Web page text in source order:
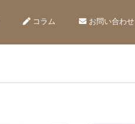
コラム お問い合わせ